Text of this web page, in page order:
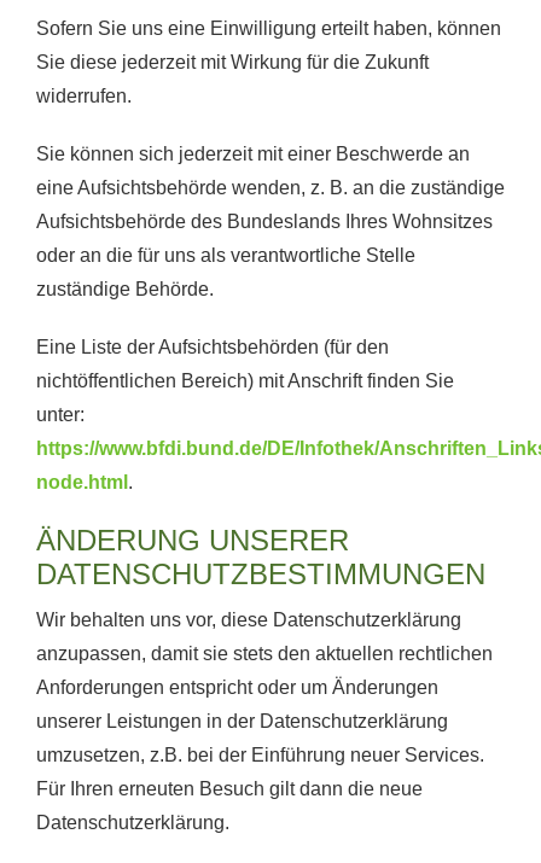
Sofern Sie uns eine Einwilligung erteilt haben, können
Sie diese jederzeit mit Wirkung für die Zukunft
widerrufen.
Sie können sich jederzeit mit einer Beschwerde an
eine Aufsichtsbehörde wenden, z. B. an die zuständige
Aufsichtsbehörde des Bundeslands Ihres Wohnsitzes
oder an die für uns als verantwortliche Stelle
zuständige Behörde.
Eine Liste der Aufsichtsbehörden (für den
nichtöffentlichen Bereich) mit Anschrift finden Sie
unter:
https://www.bfdi.bund.de/DE/Infothek/
node.html .
ÄNDERUNG UNSERER
DATENSCHUTZBESTIMMUNGEN
Wir behalten uns vor, diese Datenschutzerklärung
anzupassen, damit sie stets den aktuellen rechtlichen
Anforderungen entspricht oder um Änderungen
unserer Leistungen in der Datenschutzerklärung
umzusetzen, z.B. bei der Einführung neuer Services.
Für Ihren erneuten Besuch gilt dann die neue
Datenschutzerklärung.